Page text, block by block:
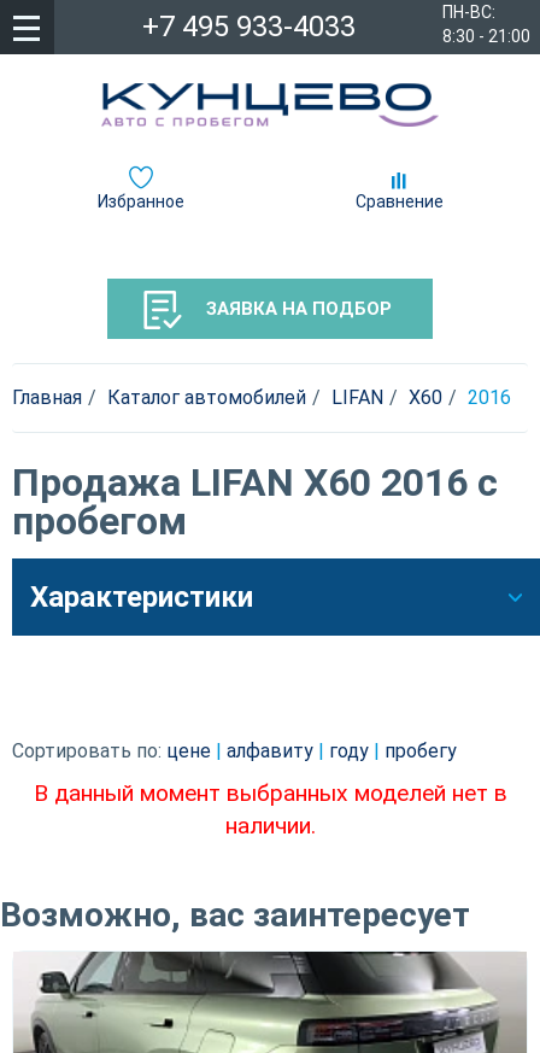
ПН-ВС:
8:30 - 21:00
+7 495 933-4033
Избранное Сравнение
ЗАЯВКА НА ПОДБОР
Главная Каталог автомобилей LIFAN X60 2016
Продажа LIFAN X60 2016 с
пробегом
Характеристики
Сортировать по: цене алфавиту году пробегу
В данный момент выбранных моделей нет в
наличии.
Возможно, вас заинтересует